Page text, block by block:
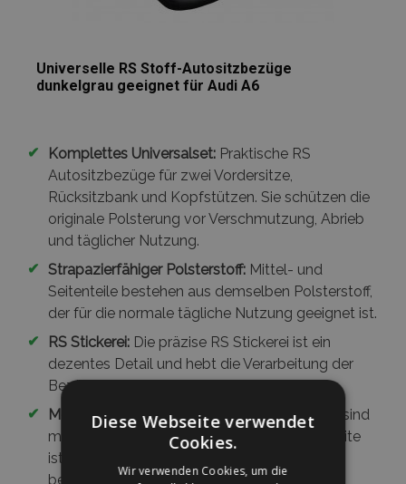
Universelle RS Stoff-Autositzbezüge
dunkelgrau geeignet für Audi A6
✔ Komplettes Universalset: Praktische RS
Autositzbezüge für zwei Vordersitze,
Rücksitzbank und Kopfstützen. Sie schützen die
originale Polsterung vor Verschmutzung, Abrieb
und täglicher Nutzung.
✔ Strapazierfähiger Polsterstoff: Mittel- und
Seitenteile bestehen aus demselben Polsterstoff,
der für die normale tägliche Nutzung geeignet ist.
✔
RS Stickerei: Die präzise RS Stickerei ist ein
dezentes Detail und hebt die Verarbeitung der
Bezüge hervor.
✔
Mehrschichtige Verarbeitung:Die Hauptteile sind
mit 3 mm Schaumstoff unterlegt, die Rückseite
ist mit 2 mm Polsterschaum verstärkt – für
bessere Stabilität und Komfort.
Diese Webseite verwendet
Cookies.
Wir verwenden Cookies, um die